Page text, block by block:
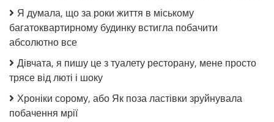
Я думала, що за роки життя в міському
багатоквартирному будинку встигла побачити
абсолютно все
Дівчата, я пишу це з туалету ресторану, мене просто
трясе від люті і шоку
Хроніки сорому, або Як поза ластівки зруйнувала
побачення мрії